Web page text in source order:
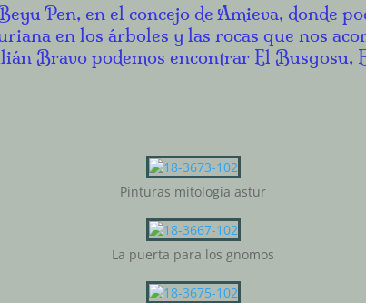
Pen, en el concejo de Amieva, donde
en los árboles y las rocas que nos
Bravo podemos encontrar El Busgosu,
Pinturas mitología astur
La puerta para los gnomos